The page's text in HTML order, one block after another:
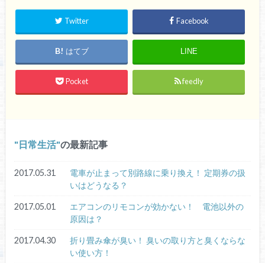
Twitter Facebook
はてブ LINE
Pocket feedly
日常生活 の最新記事
2017.05.31
電車が止まって別路線に乗り換え！ 定期券の扱
いはどうなる？
2017.05.01
エアコンのリモコンが効かない！ 電池以外の
原因は？
2017.04.30
折り畳み傘が臭い！ 臭いの取り方と臭くならな
い使い方！